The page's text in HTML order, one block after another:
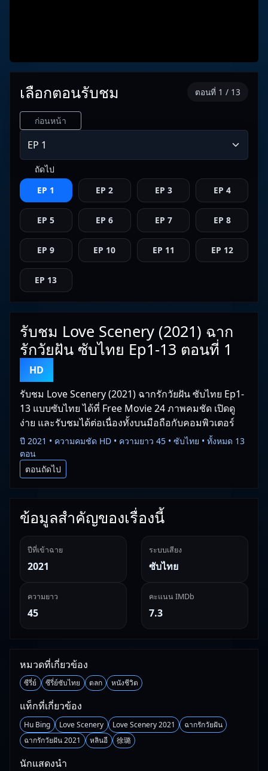
เลือกตอนรับชม ตอนที่ 1 / 13
ก่อนหน้า
ถัดไป
EP 1
EP 2 EP 3 EP 4
EP 5 EP 6 EP 7 EP 8
EP 9 EP 10 EP 11 EP 12
EP 13
รับชม Love Scenery (2021) ฉาก
รักวัยฝัน ซับไทย Ep1-13 ตอนที่ 1
HD
รับชม Love Scenery (2021) ฉากรักวัยฝัน ซับไทย Ep1-
13 แบบซับไทย ได้ที่ Free Movie 24 ภาพคมชัด เปิดดู
ง่าย และรับชมได้ต่อเนื่องทั้งบนมือถือกับคอมพิวเตอร์
ปี 2021 • ความคมชัด HD • ความยาว 45 • ซับไทย • ทั้งหมด 13
ตอน
ตอนถัดไป
ข้อมูลสำคัญของเรื่องนี้
ปีที่เข้าฉาย
2021
ระบบเสียง
ซับไทย
ความยาว
45
คะแนน IMDb
7.3
หมวดที่เกี่ยวข้อง
ซีรี่ย์ ซีรี่ย์ซับไทย ตลก หนังชีวิต
แท็กที่เกี่ยวข้อง
Hu Bing Love Scenery Love Scenery 2021
ฉากรักวัยฝัน
ฉากรักวัยฝัน 2021
หลินอี 徐璐
นักแสดงนำ